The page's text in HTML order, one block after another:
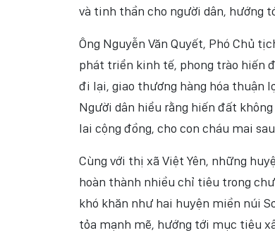
và tinh thần cho người dân, hướng
Ông Nguyễn Văn Quyết, Phó Chủ
phát triển kinh tế, phong trào hiến
đi lại, giao thương hàng hóa thuận
Người dân hiểu rằng hiến đất
lai cộng đồng, cho con cháu mai
Cùng với thị xã Việt Yên, những
hoàn thành nhiều chỉ tiêu trong
khó khăn như hai huyện miền núi
tỏa mạnh mẽ, hướng tới mục tiêu